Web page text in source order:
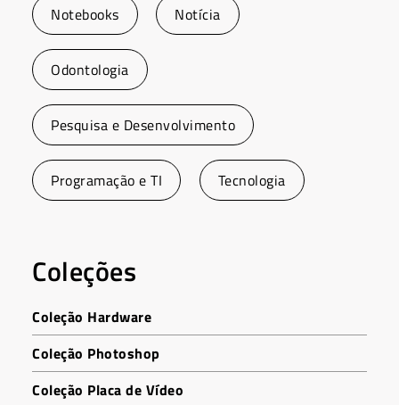
Notebooks Notícia
Odontologia
Pesquisa e Desenvolvimento
Programação e TI Tecnologia
Coleções
Coleção Hardware
Coleção Photoshop
Coleção Placa de Vídeo